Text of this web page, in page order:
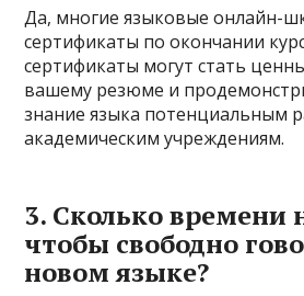
Да, многие языковые онлайн-
сертификаты по окончании
сертификаты могут стать
вашему резюме и
знание языка потенциальным
академическим учреждениям.
3. Сколько времени
чтобы свободно
новом языке?